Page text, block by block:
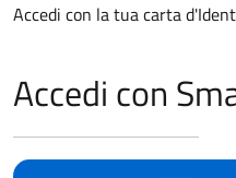
Accedi con la tua carta
Accedi con